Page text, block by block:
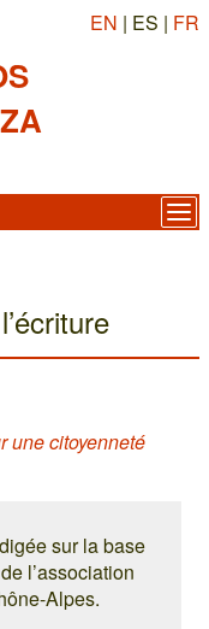
EN | ES | FR
une citoyenneté
sur la base
l’association
Alpes.